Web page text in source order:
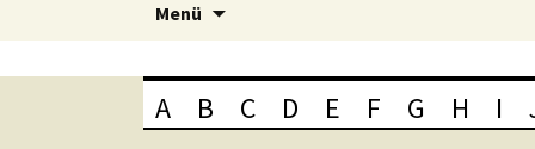
Menü
A B C D E F G H I